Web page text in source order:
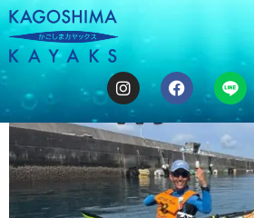
2026年もよろしくお願い